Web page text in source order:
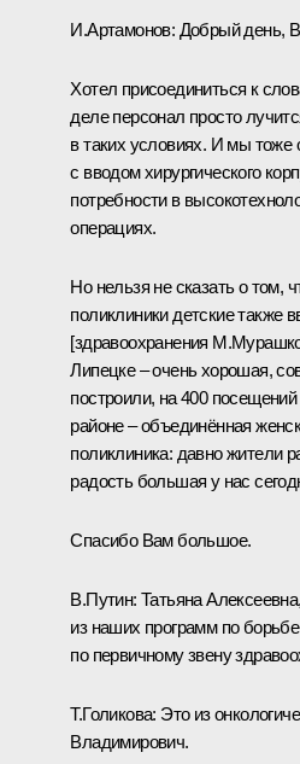
И.Артамонов: Добрый день,
Хотел присоединиться к
деле персонал просто
в таких условиях. И мы тоже
с вводом хирургического
потребности в
операциях.
Но нельзя не сказать о том,
поликлиники детские также
[здравоохранения
Липецке – очень хорошая,
построили, на 400
районе – объединённая
поликлиника: давно жители
радость большая у нас
Спасибо Вам большое.
В.Путин: Татьяна
из наших программ по
по первичному звену
Т.Голикова: Это из
Владимирович.